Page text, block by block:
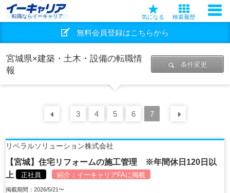
転職ならイーキャリア 気になる 検索履歴
無料会員登録はこちらから
宮城県×建築・土木・設備の転職情
報
条件変更
前の 30
3 4 5 6 7
リベラルソリューション株式会社
【宮城】住宅リフォームの施工管理 ※年間休日120日以
上
正社員 紹介： イーキャリアFAに掲載
掲載期間：2026/5/21〜